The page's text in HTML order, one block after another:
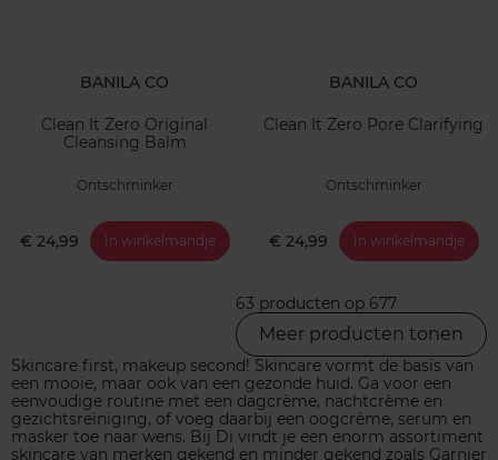
BANILA CO
Clean It Zero Original
Cleansing Balm
Ontschminker
€ 24,99 In winkelmandje
BANILA CO
Clean It Zero Pore Clarifying
Ontschminker
€ 24,99 In winkelmandje
63 producten op 677
Meer producten tonen
Skincare first, makeup second! Skincare vormt de basis van
een mooie, maar ook van een gezonde huid. Ga voor een
eenvoudige routine met een dagcrème, nachtcrème en
gezichtsreiniging, of voeg daarbij een oogcrème, serum en
masker toe naar wens. Bij Di vindt je een enorm assortiment
skincare van merken gekend en minder gekend zoals Garnier